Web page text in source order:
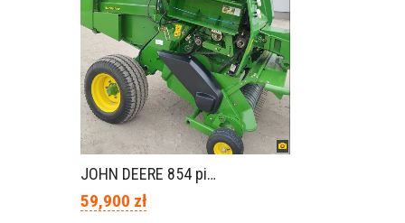
JOHN DEERE 854 piękny stan
59,900 zł